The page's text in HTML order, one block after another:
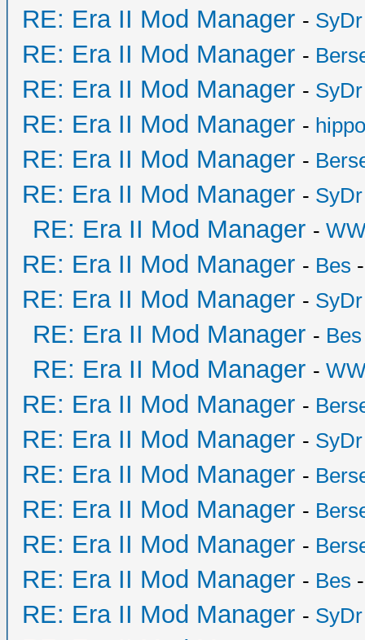
RE: Era II Mod Manager - SyDr
RE: Era II Mod Manager -
RE: Era II Mod Manager - SyDr
RE: Era II Mod Manager -
RE: Era II Mod Manager -
RE: Era II Mod Manager - SyDr
RE: Era II Mod Manager -
RE: Era II Mod Manager - Bes
RE: Era II Mod Manager - SyDr
RE: Era II Mod Manager - Bes
RE: Era II Mod Manager -
RE: Era II Mod Manager -
RE: Era II Mod Manager - SyDr
RE: Era II Mod Manager -
RE: Era II Mod Manager -
RE: Era II Mod Manager -
RE: Era II Mod Manager - Bes
RE: Era II Mod Manager - SyDr